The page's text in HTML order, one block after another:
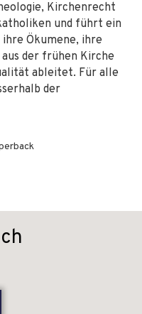
Kirchenrecht
und führt ein
Ökumene, ihre
der frühen Kirche
ableitet. Für alle
der